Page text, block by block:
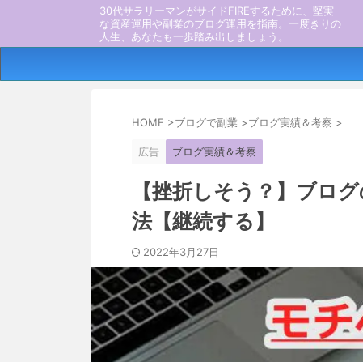
30代サラリーマンがサイドFIREするために、堅実
な資産運用や副業のブログ運用を指南。一度きりの
人生、あなたも一歩踏み出しましょう。
HOME >ブログで副業 >ブログ実績＆考察 >
広告 ブログ実績＆考察
【挫折しそう？】ブロ
法【継続する】
2022年3月27日